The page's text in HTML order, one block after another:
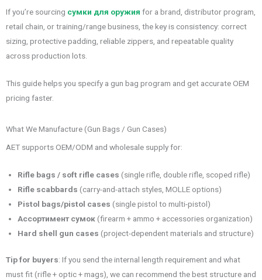
If you’re sourcing сумки для оружия for a brand, distributor program,
retail chain, or training/range business, the key is consistency: correct
sizing, protective padding, reliable zippers, and repeatable quality
across production lots.
This guide helps you specify a gun bag program and get accurate OEM
pricing faster.
What We Manufacture (Gun Bags / Gun Cases)
AET supports OEM/ODM and wholesale supply for:
Rifle bags / soft rifle cases (single rifle, double rifle, scoped rifle)
Rifle scabbards (carry-and-attach styles, MOLLE options)
Pistol bags/pistol cases (single pistol to multi-pistol)
Ассортимент сумок (firearm + ammo + accessories organization)
Hard shell gun cases (project-dependent materials and structure)
Tip for buyers: If you send the internal length requirement and what
must fit (rifle + optic + mags), we can recommend the best structure and